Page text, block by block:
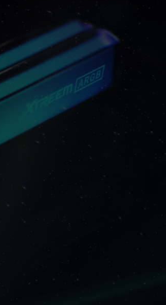
またはそれ以下）となりま
。
マザーボードでは、指定された
システム設定性によって決まり
標準に準拠しておらず、シス
クロックによる不安定性が発生
。
波数」であり、システムによっ
バークロック技術（XMP 3.0 /
いない場合、メモリは指定の
トされています。マザーボー
元のアフターサービスにお問い